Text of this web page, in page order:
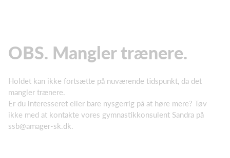
OBS. Mangler trænere.
Holdet kan ikke fortsætte på nuværende tidspunkt, da det
mangler trænere.
Er du interesseret eller bare nysgerrig på at høre mere? Tøv
ikke med at kontakte vores gymnastikkonsulent Sandra på
ssb@amager-sk.dk.